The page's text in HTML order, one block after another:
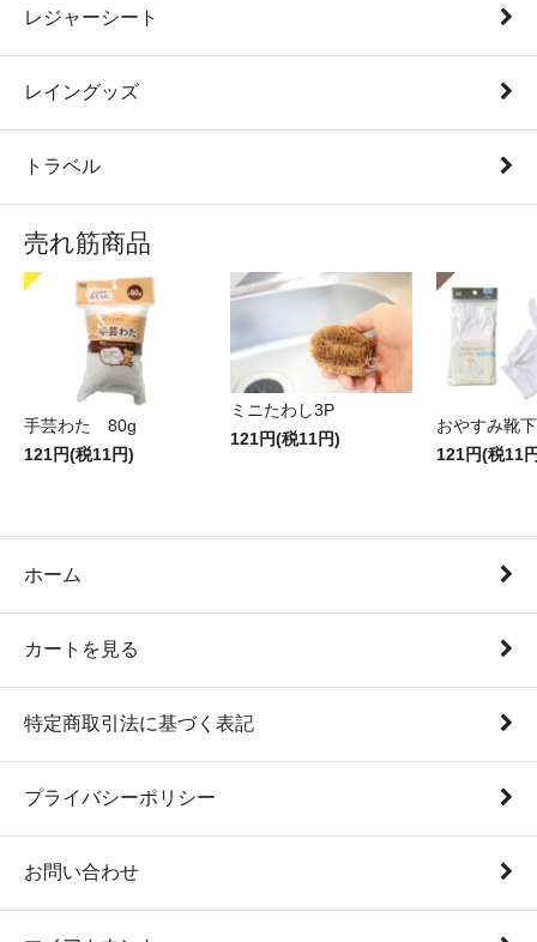
レジャーシート
レイングッズ
トラベル
売れ筋商品
手芸わた 80g
121円(税11円)
ミニたわし3P
121円(税11円)
おやすみ靴下
121円(税11
ホーム
カートを見る
特定商取引法に基づく表記
プライバシーポリシー
お問い合わせ